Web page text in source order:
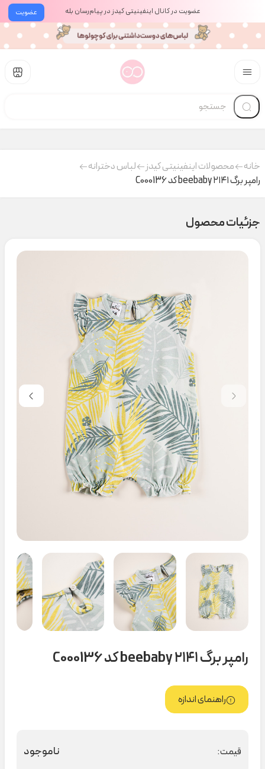
عضویت عضویت در کانال اینفینیتی کیدز در پیام‌رسان بله
خانه محصولات اینفینیتی کیدز
لباس دخترانه
رامپر برگ ۲۱۴۱ beebaby کد C000136
جزئیات محصول
رامپر برگ ۲۱۴۱ beebaby کد C000136
راهنمای اندازه
قیمت: ناموجود